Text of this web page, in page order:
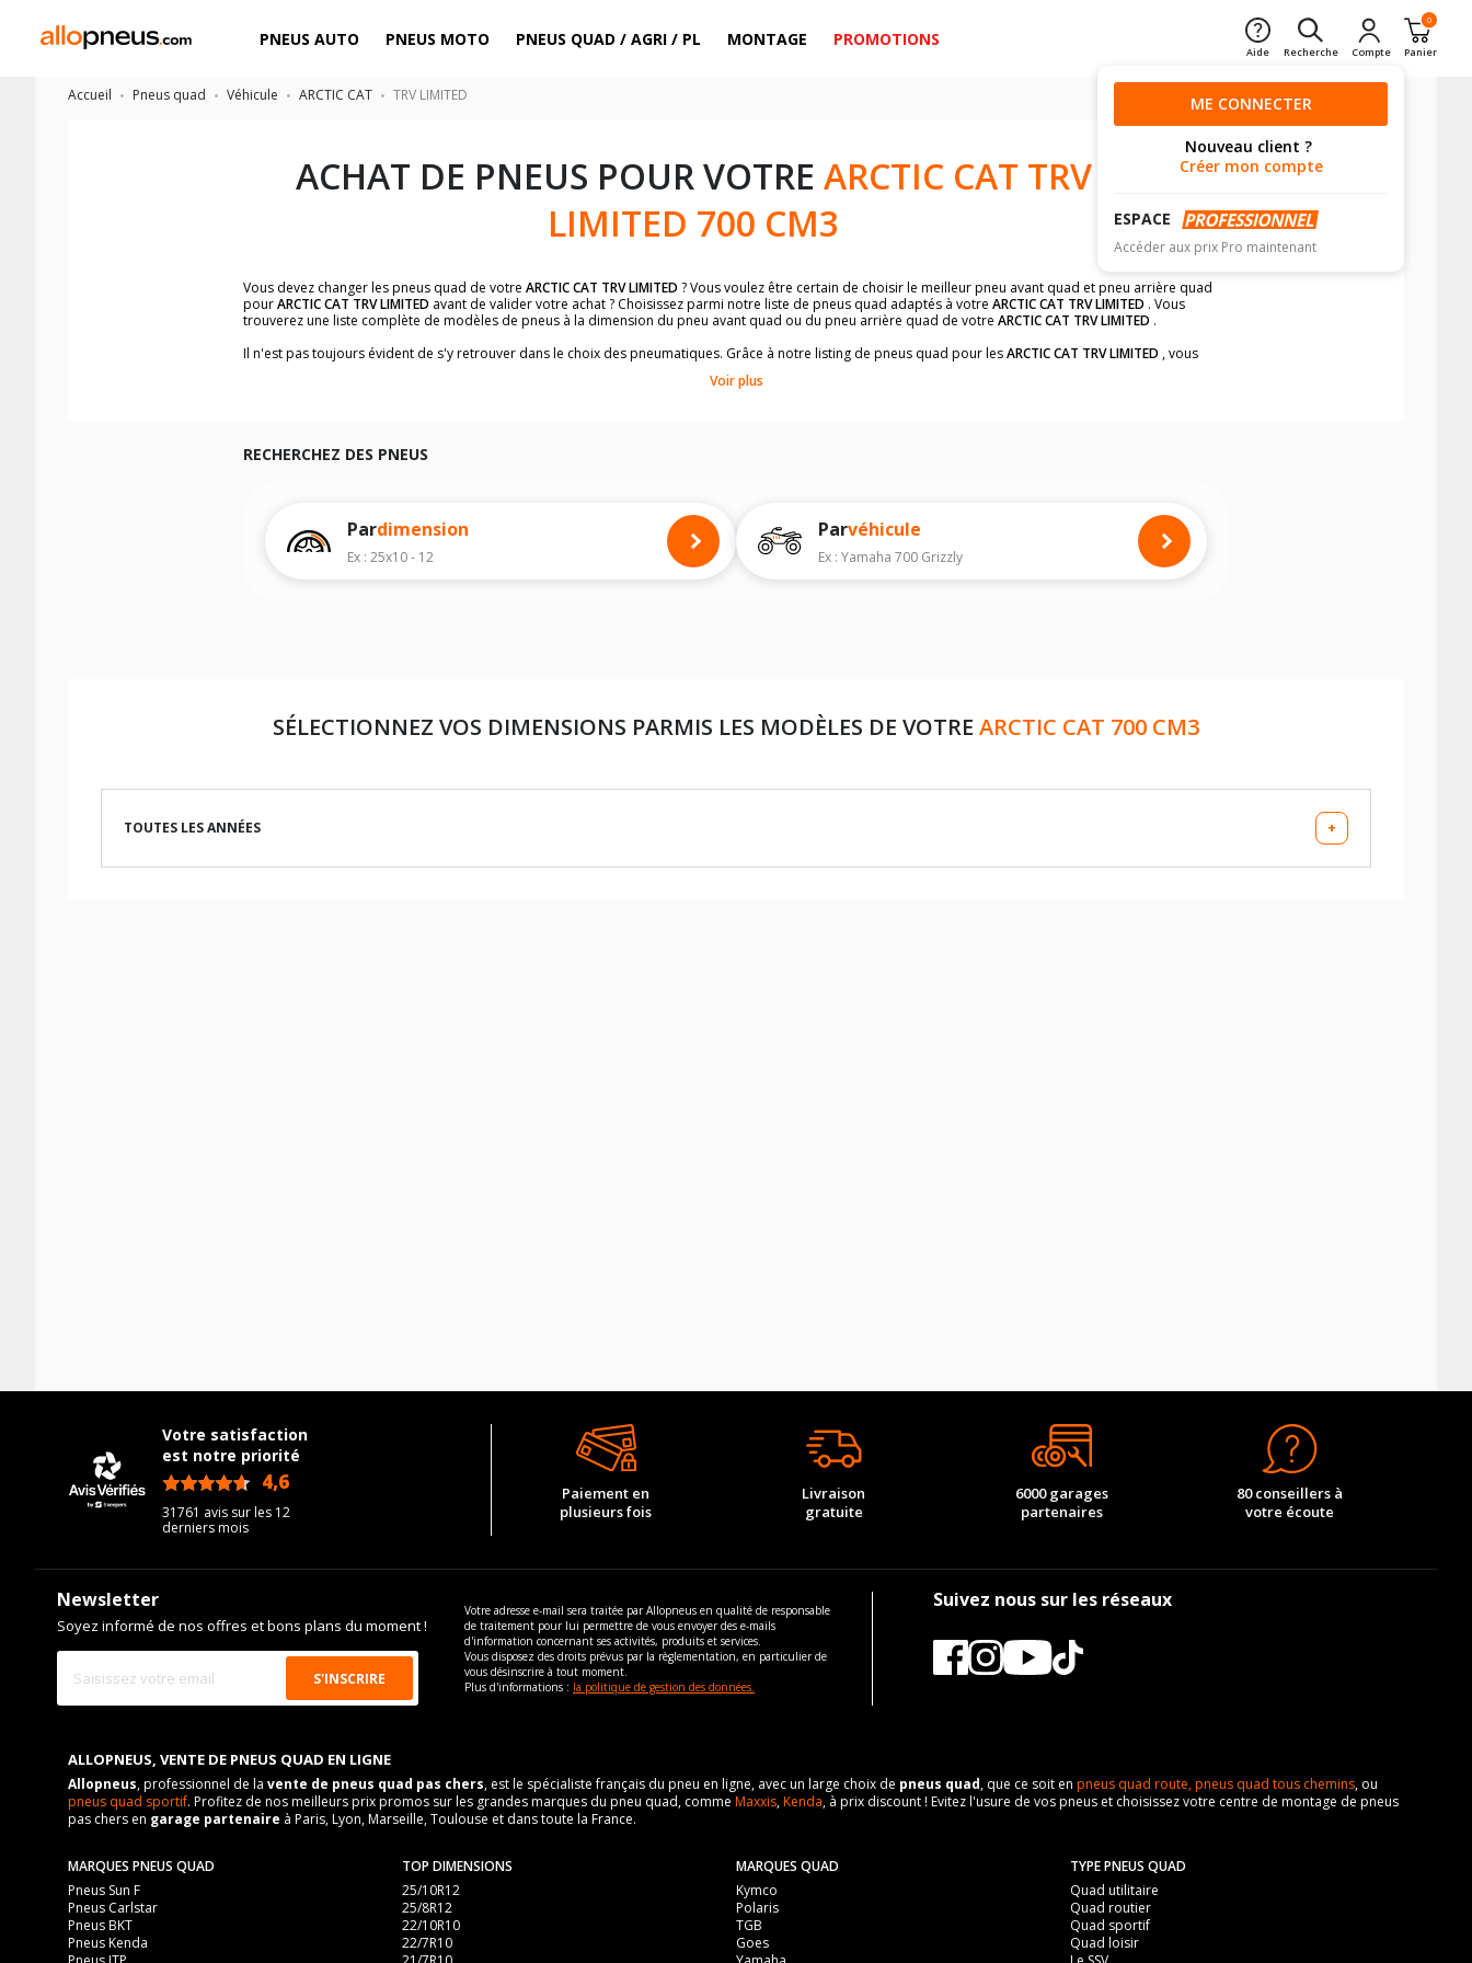
PNEUS AUTO PNEUS MOTO PNEUS QUAD / AGRI / PL MONTAGE PROMOTIONS
Aide Recherche Compte
0
Panier
ME CONNECTER
Nouveau client ?
Créer mon compte
ESPACE
Accéder aux prix Pro maintenant
Accueil Pneus quad Véhicule ARCTIC CAT TRV LIMITED
ACHAT DE PNEUS POUR VOTRE ARCTIC CAT TRV
LIMITED 700 CM3
Vous devez changer les pneus quad de votre ARCTIC CAT TRV LIMITED ? Vous voulez être certain de choisir le meilleur pneu avant quad et pneu arrière quad
pourARCTIC CAT TRV LIMITED avant de valider votre achat ? Choisissez parmi notre liste de pneus quad adaptés à votre ARCTIC CAT TRV LIMITED . Vous
trouverez une liste complète de modèles de pneus à la dimension du pneu avant quad ou du pneu arrière quad de votre ARCTIC CAT TRV LIMITED .
Il n'est pas toujours évident de s'y retrouver dans le choix des pneumatiques. Grâce à notre listing de pneus quad pour lesARCTIC CAT TRV LIMITED , vous
Les images du pneu quad, les avis clients et un descriptif complet du modèle, vous permettra de faire le bon choix de pneus quad pour votre
Voir plus
RECHERCHEZ DES PNEUS
Pardimension
Ex : 25x10 - 12
Parvéhicule
Ex : Yamaha 700 Grizzly
SÉLECTIONNEZ VOS DIMENSIONS PARMIS LES MODÈLES DE VOTRE ARCTIC CAT 700 CM3
TOUTES LES ANNÉES
+
Votre satisfaction
est notre priorité
4,6
31761 avis sur les 12
derniers mois
Paiement en
plusieurs fois
Livraison
gratuite
6000 garages
partenaires
80 conseillers à
votre écoute
Newsletter
Soyez informé de nos offres et bons plans du moment !
Votre adresse e-mail sera traitée par Allopneus en qualité de responsable
de traitement pour lui permettre de vous envoyer des e-mails
d'information concernant ses activités, produits et services.
Vous disposez des droits prévus par la règlementation, en particulier de
vous désinscrire à tout moment.
Plus d'informations : la politique de gestion des données.
Suivez nous sur les réseaux
ALLOPNEUS, VENTE DE PNEUS QUAD EN LIGNE
Allopneus, professionnel de la vente de pneus quad pas chers, est le spécialiste français du pneu en ligne, avec un large choix de pneus quad, que ce soit en pneus quad route,pneus quad tous chemins, ou
pneus quad sportif. Profitez de nos meilleurs prix promos sur les grandes marques du pneu quad, comme Maxxis,Kenda, à prix discount ! Evitez l'usure de vos pneus et choisissez votre centre de montage de pneus
pas chers en garage partenaire à Paris, Lyon, Marseille, Toulouse et dans toute la France.
MARQUES PNEUS QUAD
Pneus Sun F
Pneus Carlstar
Pneus BKT
Pneus Kenda
TOP DIMENSIONS
25/10R12
25/8R12
22/10R10
22/7R10
MARQUES QUAD
Kymco
Polaris
TGB
Goes
TYPE PNEUS QUAD
Quad utilitaire
Quad routier
Quad sportif
Quad loisir